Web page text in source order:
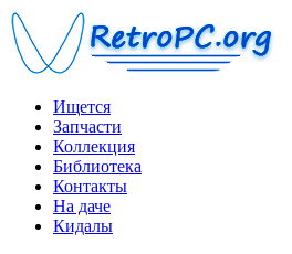
Ищется
Запчасти
Коллекция
Библиотека
Контакты
На даче
Кидалы